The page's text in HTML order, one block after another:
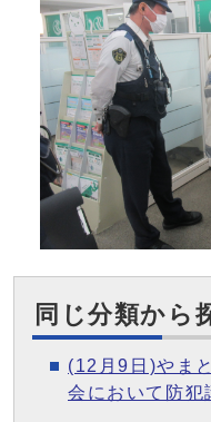
同じ分類から
(12月9日)やま
会において防犯